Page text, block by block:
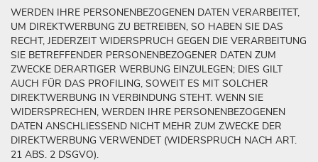
WERDEN IHRE PERSONENBEZOGENEN DATEN VERARBEITET,
UM DIREKTWERBUNG ZU BETREIBEN, SO HABEN SIE DAS
RECHT, JEDERZEIT WIDERSPRUCH GEGEN DIE VERARBEITUNG
SIE BETREFFENDER PERSONENBEZOGENER DATEN ZUM
ZWECKE DERARTIGER WERBUNG EINZULEGEN; DIES GILT
AUCH FÜR DAS PROFILING, SOWEIT ES MIT SOLCHER
DIREKTWERBUNG IN VERBINDUNG STEHT. WENN SIE
WIDERSPRECHEN, WERDEN IHRE PERSONENBEZOGENEN
DATEN ANSCHLIESSEND NICHT MEHR ZUM ZWECKE DER
DIREKTWERBUNG VERWENDET (WIDERSPRUCH NACH ART.
21 ABS. 2 DSGVO).